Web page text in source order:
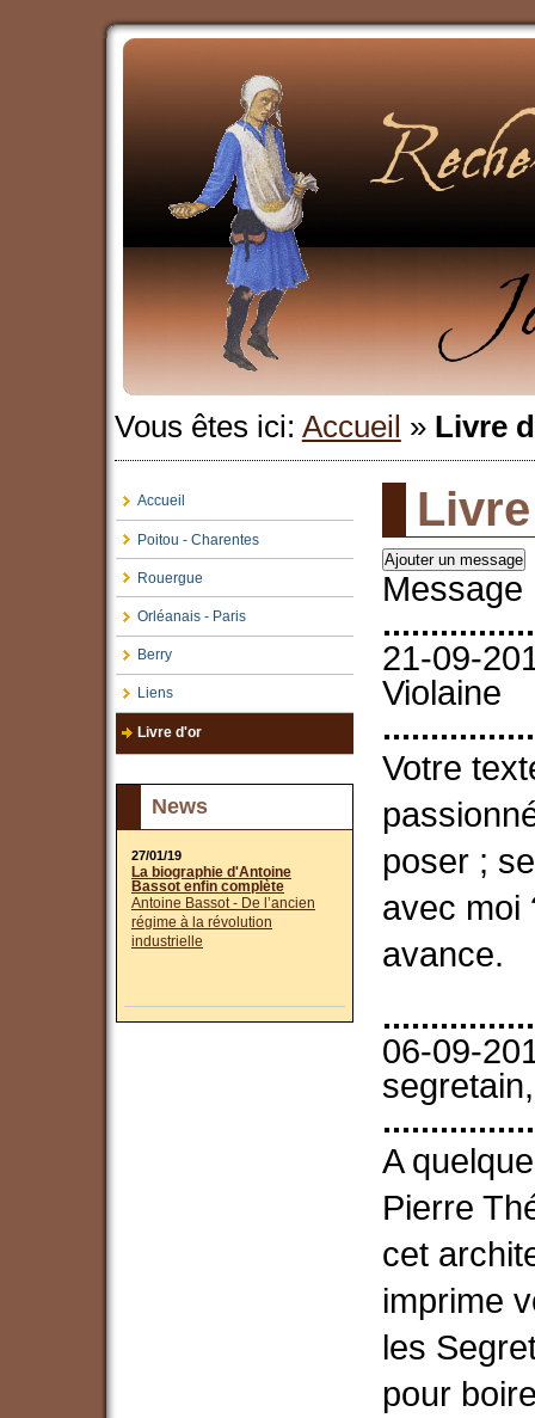
Vous êtes ici: Accueil » Livre
Accueil
Poitou - Charentes
Rouergue
Orléanais - Paris
Berry
Liens
Livre d'or
News
27/01/19
La biographie d'Antoine
Bassot enfin complète
Antoine Bassot - De l’ancien
régime à la révolution
industrielle
Message
21-09-
Violaine
Votre
poser ;
avec moi
avance.
06-09-
A
Pierre
cet
imprime
les
pour